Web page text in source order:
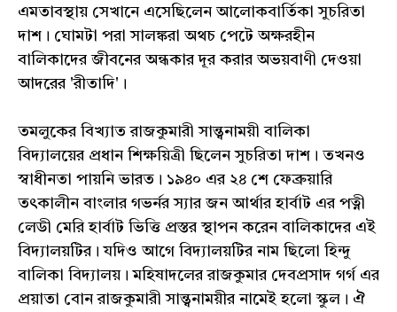
এমতাবস্থায় সেখানে এসেছিলেন আলোকবার্তিকা সুচরিতা
দাশ। ঘোমটা পরা সালঙ্করা অথচ পেটে অক্ষরহীন
বালিকাদের জীবনের অন্ধকার দূর করার অভয়বাণী দেওয়া
আদরের 'রীতাদি'।
তমলুকের বিখ্যাত রাজকুমারী সান্ত্বনাময়ী বালিকা
বিদ্যালয়ের প্রধান শিক্ষয়িত্রী ছিলেন সুচরিতা দাশ। তখনও
স্বাধীনতা পায়নি ভারত। ১৯৪০ এর ২৪ শে ফেব্রুয়ারি
তৎকালীন বাংলার গভর্নর স্যার জন আর্থার হার্বাট এর পত্নী
লেডী মেরি হার্বাট ভিত্তি প্রস্তর স্থাপন করেন বালিকাদের এই
বিদ্যালয়টির। যদিও আগে বিদ্যালয়টির নাম ছিলো হিন্দু
বালিকা বিদ্যালয়। মহিষাদলের রাজকুমার দেবপ্রসাদ গর্গ এর
প্রয়াতা বোন রাজকুমারী সান্ত্বনাময়ীর নামেই হলো স্কুল। ঐ